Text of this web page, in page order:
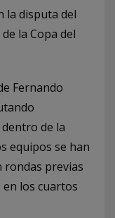
la disputa del
la Copa del
Fernando
de la
equipos se han
rondas previas
en los cuartos